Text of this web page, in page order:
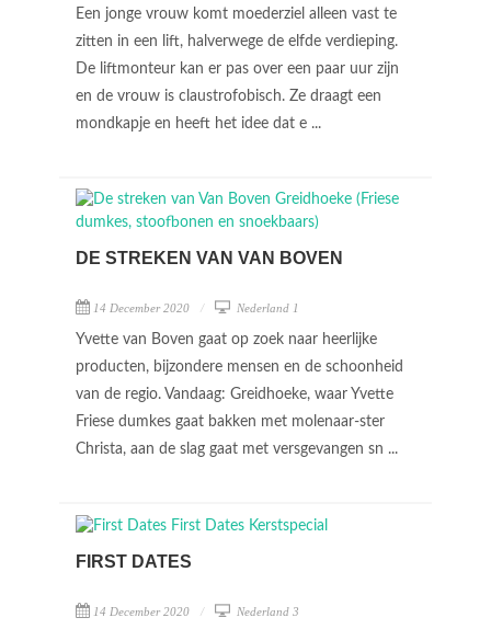
Een jonge vrouw komt moederziel alleen vast te
zitten in een lift, halverwege de elfde verdieping.
De liftmonteur kan er pas over een paar uur zijn
en de vrouw is claustrofobisch. Ze draagt een
mondkapje en heeft het idee dat e ...
DE STREKEN VAN VAN BOVEN
14 December 2020 Nederland 1
Yvette van Boven gaat op zoek naar heerlijke
producten, bijzondere mensen en de schoonheid
van de regio. Vandaag: Greidhoeke, waar Yvette
Friese dumkes gaat bakken met molenaar-ster
Christa, aan de slag gaat met versgevangen sn ...
FIRST DATES
14 December 2020 Nederland 3